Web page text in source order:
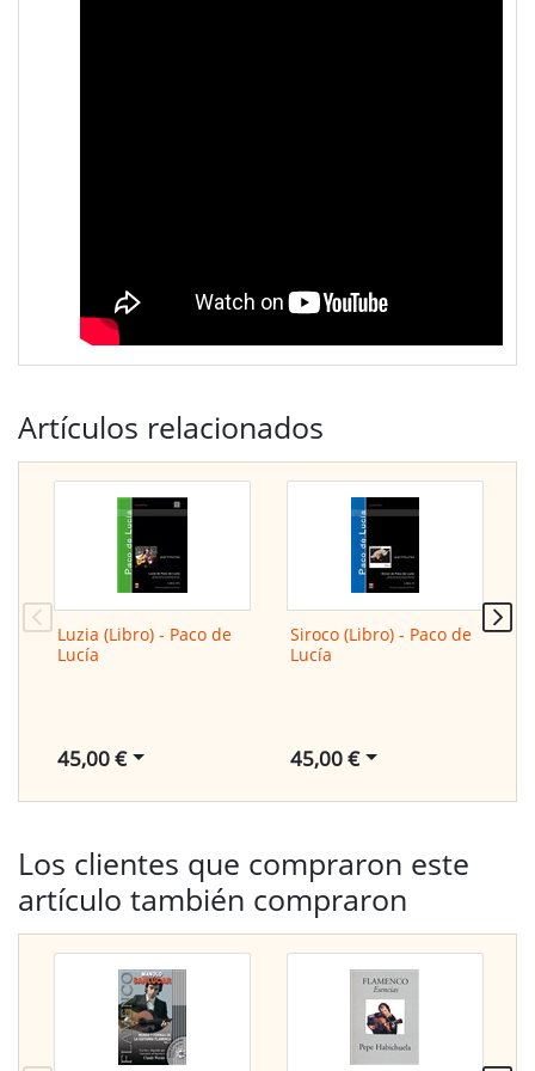
Artículos relacionados
Luzia (Libro) - Paco de
Lucía
45,00 €
Siroco (Libro) - Paco de
Lucía
45,00 €
Los clientes que compraron este
artículo también compraron